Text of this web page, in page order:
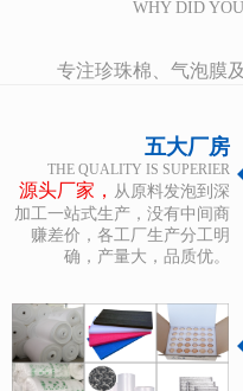
WHY DID
专注珍珠棉、气泡膜
五大厂房
THE QUALITY IS SUPERIER
源头厂家， 从原料发泡到深
加工一站式生产，没有中间商
赚差价，各工厂生产分工明
确，产量大，品质优。